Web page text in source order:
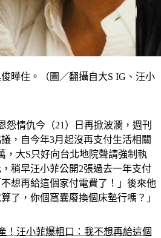
，自今年3月起沒再支付生活相關
，大S只好向台北地院聲請強制執
稍早汪小菲公開2張過去一年支付
想再給這個家付電費了！」後來他
了，你個窩囊廢換個床墊行嗎？」